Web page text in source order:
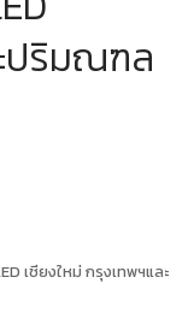
ปริมณฑล
เชียงใหม่ กรุงเทพฯและ